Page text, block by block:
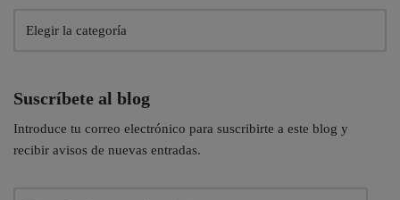
Suscríbete al blog
Introduce tu correo electrónico para suscribirte a este blog y
recibir avisos de nuevas entradas.